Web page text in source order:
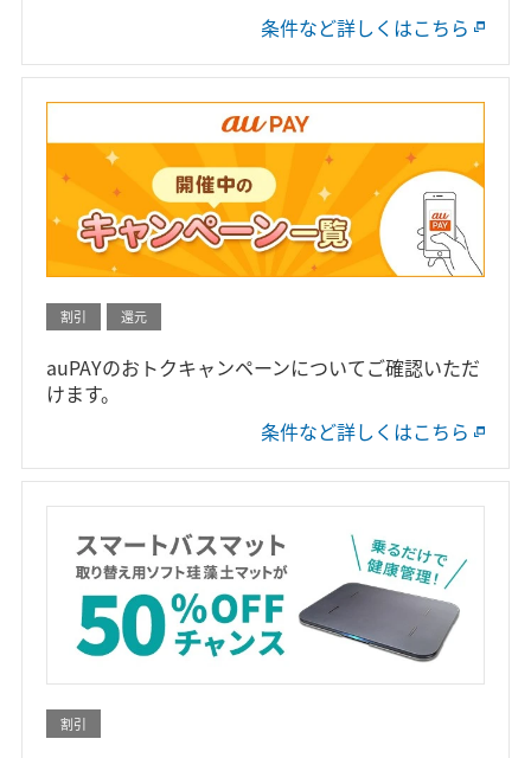
条件など詳しくはこちら
割引 還元
auPAYのおトクキャンペーンについてご確認いただ
けます。
条件など詳しくはこちら
割引